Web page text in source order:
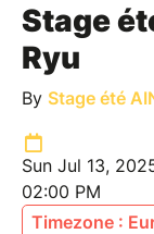
Stage
Ryu
By Stage été
Sun Jul 13,
02:00 PM
Timezone :